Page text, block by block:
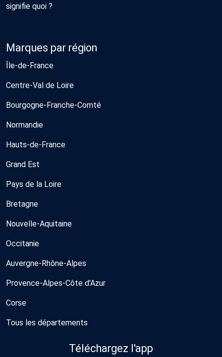
signifie quoi ?
Marques par région
Île-de-France
Centre-Val de Loire
Bourgogne-Franche-Comté
Normandie
Hauts-de-France
Grand Est
Pays de la Loire
Bretagne
Nouvelle-Aquitaine
Occitanie
Auvergne-Rhône-Alpes
Provence-Alpes-Côte d'Azur
Corse
Tous les départements
Téléchargez l'app